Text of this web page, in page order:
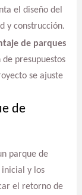
el diseño del
y construcción.
de parques
presupuestos
se ajuste
de
parque de
y los
el retorno de